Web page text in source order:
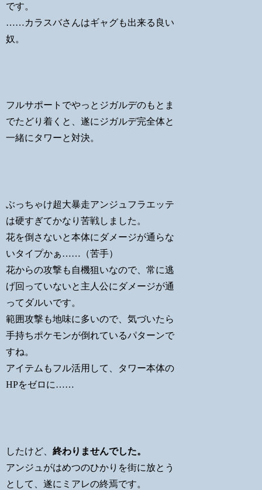
です。
……カラスバさんはギャグも出来る良い
奴。
フルサポートでやっとジガルデのもとま
でたどり着くと、遂にジガルデ完全体と
一緒にタワーと対決。
ぶっちゃけ超大暴走アンジュフラエッテ
は硬すぎてかなり苦戦しました。
花を倒さないと本体にダメージが通らな
いタイプかぁ……（苦手）
花からの攻撃も自機狙いなので、常に逃
げ回っていないと主人公にダメージが通
ってダルいです。
範囲攻撃も地味に多いので、気づいたら
手持ちポケモンが倒れているパターンで
すね。
アイテムもフル活用して、タワー本体の
HPをゼロに……
したけど、終わりませんでした。
アンジュがはめつのひかりを街に放とう
として、遂にミアレの終焉です。